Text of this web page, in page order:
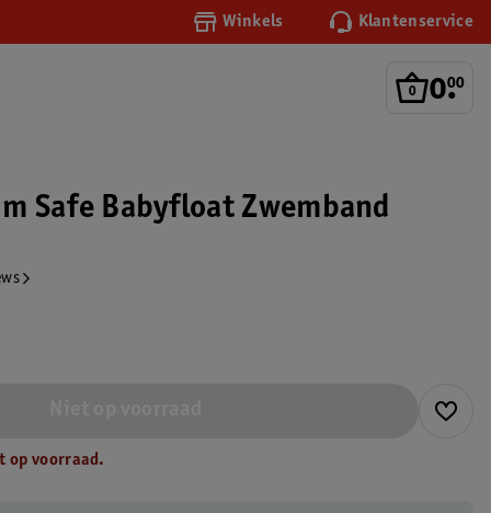
Winkels Klantenservice
0.
00
Safe Babyfloat Zwemband
op voorraad.